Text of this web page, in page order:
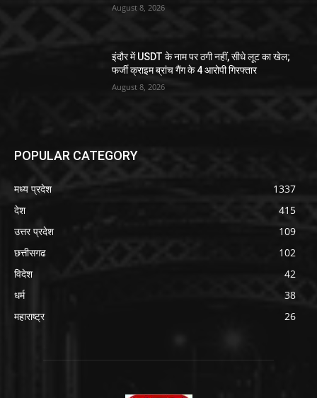
August 8, 2026
इंदौर में USDT के नाम पर ठगी नहीं, सीधे लूट का खेल;
फर्जी क्राइम ब्रांच गैंग के 4 आरोपी गिरफ्तार
August 8, 2026
POPULAR CATEGORY
मध्य प्रदेश
1337
देश
415
उत्तर प्रदेश
109
छत्तीसगढ
102
विदेश
42
धर्म
38
महाराष्ट्र
26